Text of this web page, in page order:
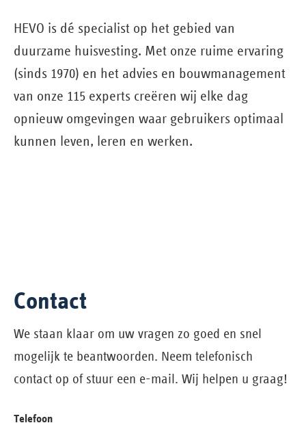
HEVO is dé specialist op het gebied van
duurzame huisvesting. Met onze ruime ervaring
(sinds 1970) en het advies en bouw­management
van onze 115 experts creëren wij elke dag
opnieuw omgevingen waar gebruikers optimaal
kunnen leven, leren en werken.
Contact
We staan klaar om uw vragen zo goed en snel
mogelijk te beantwoorden. Neem telefonisch
contact op of stuur een e-mail. Wij helpen u graag!
Telefoon